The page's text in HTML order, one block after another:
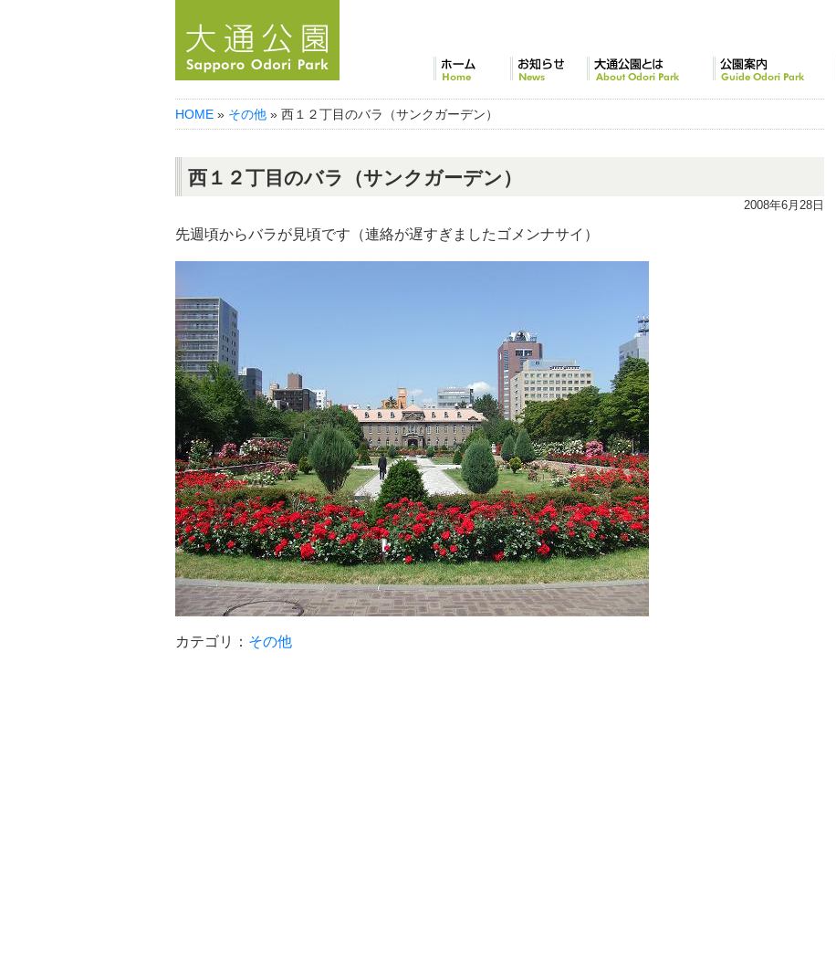
HOME » その他 » 西１２丁目のバラ（サンクガーデン）
西１２丁目のバラ（サンクガーデン）
2008年6月28日
先週頃からバラが見頃です（連絡が遅すぎましたゴメンナサイ）
カテゴリ： その他